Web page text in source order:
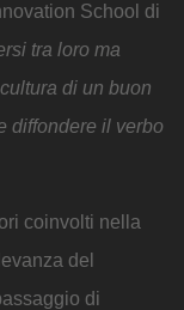
School di
tra loro ma
di un buon
diffondere il verbo
coinvolti nella
del
di